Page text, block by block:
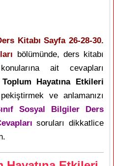
Kitabı Sayfa 26-28-30.
bölümünde, ders kitabı
ait cevapları
Toplum Hayatına Etkileri
ve anlamanızı
Sosyal Bilgiler Ders
soruları dikkatlice